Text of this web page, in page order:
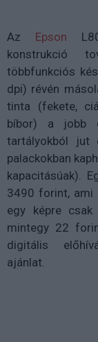
Az Epson
konstrukció
többfunkciós
dpi) révén
tinta (fekete,
bíbor) a jobb
tartályokból jut
palackokban
kapacitásúak).
3490 forint, ami
egy képre
mintegy 22
digitális
ajánlat.